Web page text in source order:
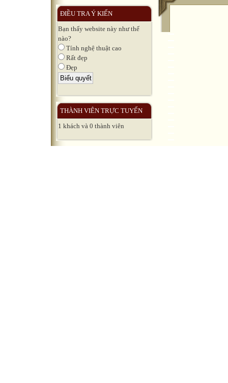
ĐIỀU TRA Ý KIẾN
Bạn thấy website này như thế
nào?
Tính nghệ thuật cao
Rất đẹp
Đẹp
THÀNH VIÊN TRỰC TUYẾN
1 khách và 0 thành viên